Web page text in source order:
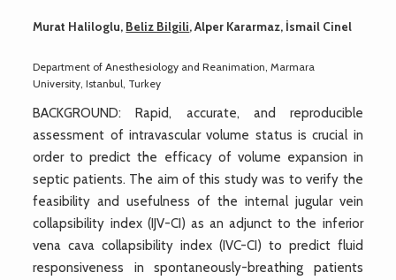
Murat Haliloglu, Beliz Bilgili, Alper Kararmaz, İsmail Cinel
Department of Anesthesiology and Reanimation, Marmara
University, Istanbul, Turkey
BACKGROUND: Rapid, accurate, and reproducible
assessment of intravascular volume status is crucial in
order to predict the efficacy of volume expansion in
septic patients. The aim of this study was to verify the
feasibility and usefulness of the internal jugular vein
collapsibility index (IJV-CI) as an adjunct to the inferior
vena cava collapsibility index (IVC-CI) to predict fluid
responsiveness in spontaneously-breathing patients